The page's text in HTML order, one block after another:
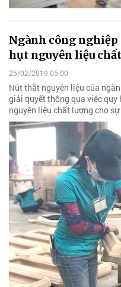
Ngành công
hụt nguyên liệu
25/02/2019 05:00
Nút thắt nguyên liệu của
giải quyết thông qua việc
nguyên liệu chất lượng cho